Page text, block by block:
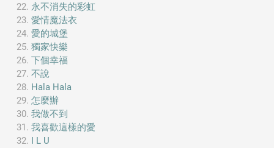
永不消失的彩虹
愛情魔法衣
愛的城堡
獨家快樂
下個幸福
不說
Hala Hala
怎麼辦
我做不到
我喜歡這樣的愛
I L U